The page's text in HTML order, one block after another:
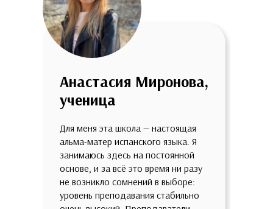
Анастасия Миронова,
ученица
Для меня эта школа — настоящая
альма-матер испанского языка. Я
занимаюсь здесь на постоянной
основе, и за всё это время ни разу
не возникло сомнений в выборе:
уровень преподавания стабильно